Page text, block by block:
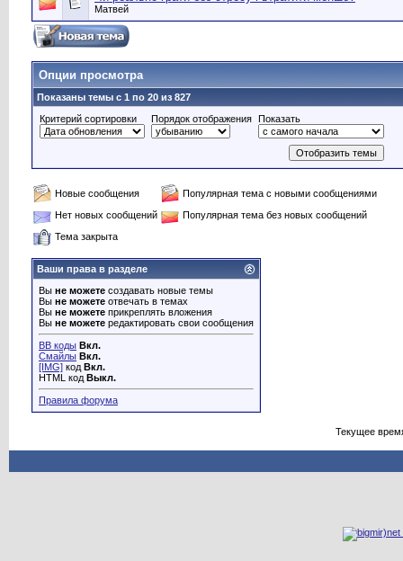
Матвей
Опции просмотра
Показаны темы с 1 по 20 из 827
Критерий сортировки
Порядок отображения Показать
Новые сообщения
Популярная тема с новыми сообщениями
Нет новых сообщений
Популярная тема без новых сообщений
Тема закрыта
Ваши права в разделе
Вы не можете создавать новые темы
Вы не можете отвечать в темах
Вы не можете прикреплять вложения
Вы не можете редактировать свои сообщения
BB коды Вкл.
Смайлы Вкл.
[IMG] код Вкл.
HTML код Выкл.
Правила форума
Текущее